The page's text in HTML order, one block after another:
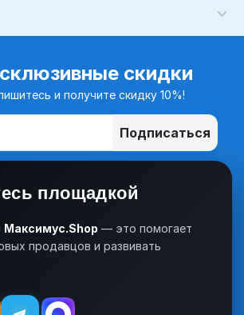
скидки
и получите скидку 10%!
Подписаться
площадкой
Максимус.Shop — это помогает
продавцов и развивать